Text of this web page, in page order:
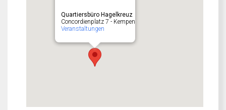
Quartiersbüro Hagelkreuz
Concordienplatz 7 - Kempen
Veranstaltungen